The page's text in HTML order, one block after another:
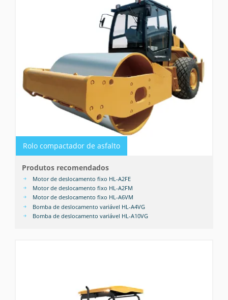
Rolo compactador de asfalto
Produtos recomendados
Motor de deslocamento fixo HL-A2FE
Motor de deslocamento fixo HL-A2FM
Motor de deslocamento fixo HL-A6VM
Bomba de deslocamento variável HL-A4VG
Bomba de deslocamento variável HL-A10VG